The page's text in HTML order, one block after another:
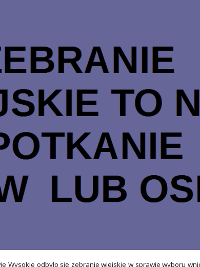
Wysokie odbyło się zebranie wiejskie w sprawie wyboru